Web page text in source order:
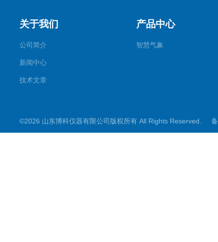
关于我们
公司简介
新闻中心
技术文章
产品中心
智慧气象
©2026 山东博科仪器有限公司版权所有 All Rights Reserved.